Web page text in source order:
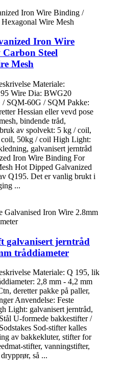
Iron Wire
Steel
Mesh
Materiale:
Wire Dia: BWG20
/ SQM-60G / SQM Pakke:
Hessian eller vevd pose
bindende tråd,
av spolvekt: 5 kg / coil,
50kg / coil High Light:
galvanisert jerntråd
Iron Wire Binding For
Hot Dipped Galvanized
Q195. Det er vanlig brukt i
...
galvanisert jerntråd
tråddiameter
Materiale: Q 195, lik
2,8 mm - 4,2 mm
deretter pakke på paller,
Anvendelse: Feste
Light: galvanisert jerntråd,
U-formede bakkestifter /
Sod-stifter kalles
av bakkekluter, stifter for
stifter, vanningstifter,
så ...